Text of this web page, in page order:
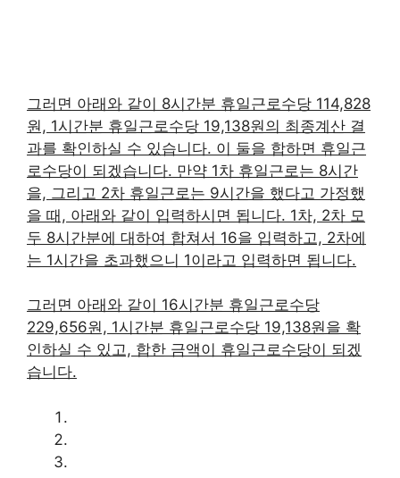
그러면 아래와 같이 8시간분 휴일근로수당 114,828
원, 1시간분 휴일근로수당 19,138원의 최종계산 결
과를 확인하실 수 있습니다. 이 둘을 합하면 휴일근
로수당이 되겠습니다. 만약 1차 휴일근로는 8시간
을, 그리고 2차 휴일근로는 9시간을 했다고 가정했
을 때, 아래와 같이 입력하시면 됩니다. 1차, 2차 모
두 8시간분에 대하여 합쳐서 16을 입력하고, 2차에
는 1시간을 초과했으니 1이라고 입력하면 됩니다.
그러면 아래와 같이 16시간분 휴일근로수당
229,656원, 1시간분 휴일근로수당 19,138원을 확
인하실 수 있고, 합한 금액이 휴일근로수당이 되겠
습니다.